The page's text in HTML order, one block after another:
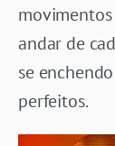
andar de
se
perfeitos.